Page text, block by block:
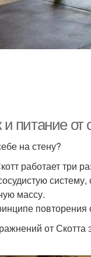
питание от
на стену?
работает три
массу.
от Скотта